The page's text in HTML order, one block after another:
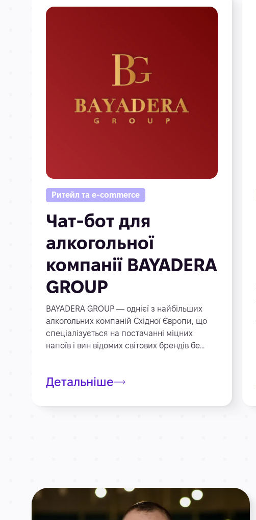
Ритейл та e-commerce
Чат-бот для
алкогольної
компанії BAYADERA
GROUP
BAYADERA GROUP — однієї з найбільших
алкогольних компаній Східної Європи, що
спеціалізується на постачанні міцних
напоїв і вин відомих світових брендів бе...
Детальніше